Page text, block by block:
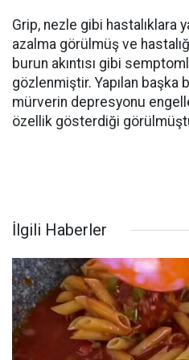
Grip, nezle gibi hastalıklara
azalma görülmüş ve
burun akıntısı gibi
gözlenmiştir. Yapılan başka
mürverin depresyonu
özellik gösterdiği
İlgili Haberler